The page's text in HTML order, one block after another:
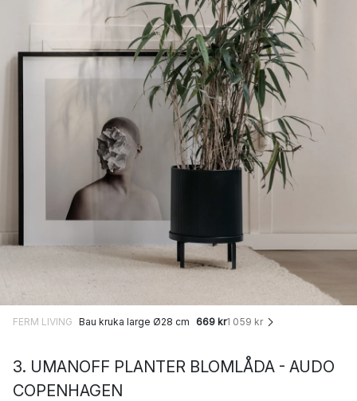
FERM LIVING Bau kruka large Ø28 cm 669 kr1 059 kr
3. UMANOFF PLANTER BLOMLÅDA - AUDO
COPENHAGEN